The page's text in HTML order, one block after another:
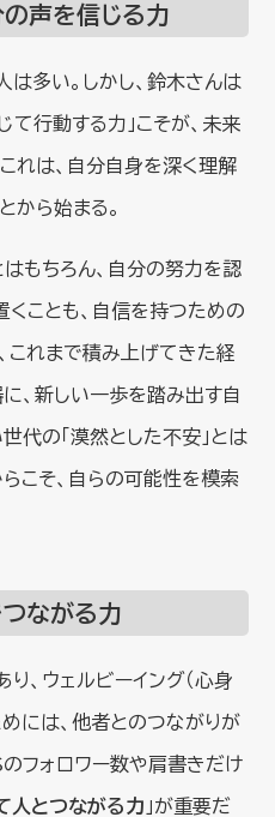
の声を信じる力
は多い。しかし、鈴木さんは
て行動する力」こそが、未来
れは、自分自身を深く理解
から始まる。
もちろん、自分の努力を認
ことも、自信を持つための
これまで積み上げてきた経
、新しい一歩を踏み出す自
代の「漠然とした不安」とは
こそ、自らの可能性を模索
つながる力
、ウェルビーイング（心身
には、他者とのつながりが
フォロワー数や肩書きだけ
人とつながる力 」が重要だ